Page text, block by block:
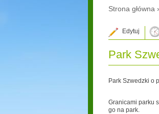
Strona główna
Edytuj
Park
Park Szwedzki o
Granicami parku
go na park.